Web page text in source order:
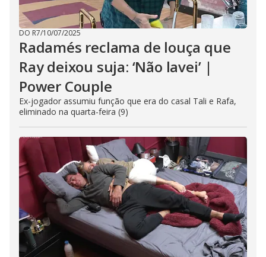
DO R7/10/07/2025
Radamés reclama de louça que
Ray deixou suja: ‘Não lavei’ |
Power Couple
Ex-jogador assumiu função que era do casal Tali e Rafa,
eliminado na quarta-feira (9)